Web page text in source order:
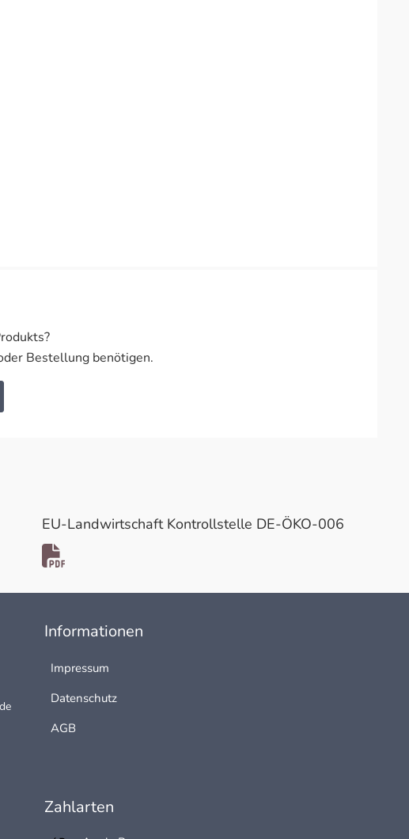
Bestellung benötigen.
EU-Landwirtschaft Kontrollstelle DE-ÖKO-006
Informationen
Impressum
Datenschutz
AGB
Zahlarten